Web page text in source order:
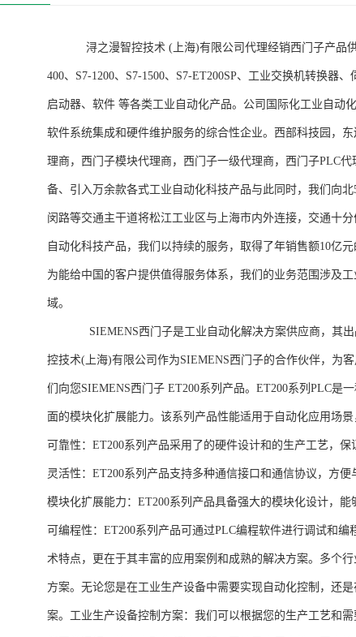
浔之漫智控技术 (上海)有限公司代理经销西门子产品供应
400、S7-1200、S7-1500、S7-ET200SP、工业交换机转换器
启动器、软件 等各类工业自动化产品。公司国际化工业自动
软件系统集成和硬件维护服务的综合性企业。西部科技园，
理商，西门子模块代理商，西门子一级代理商，西门子PLC
备、引入万余款各式工业自动化科技产品与此同时，我们向
闵路等交通主干道将松江工业区与上海市内外连接，交通十
自动化科技产品，我们以持续的服务，取得了年销售额10亿
为能给中国的客户提供值得服务体系，我们的业务范围涉及
域。
SIEMENS西门子是工业自动化解决方案供应商，其出品
控技术(上海)有限公司作为SIEMENS西门子的合作伙伴，为
们向您SIEMENS西门子 ET200系列产品。ET200系列PLC是
面的模块化扩展能力。该系列产品性能适用于自动化应用场
可靠性：ET200系列产品采用了的硬件设计和的生产工艺，保
灵活性：ET200系列产品支持多种通信接口和通信协议，方便
模块化扩展能力：ET200系列产品具备强大的模块化设计，能
可编程性：ET200系列产品可通过PLC编程软件进行调试和
术特点，更在于其丰富的应用案例和成熟的解决方案。多个
方案。无论您是在工业生产设备中需要实现自动化控制，还
案。工业生产设备控制方案：我们可以根据您的生产工艺和